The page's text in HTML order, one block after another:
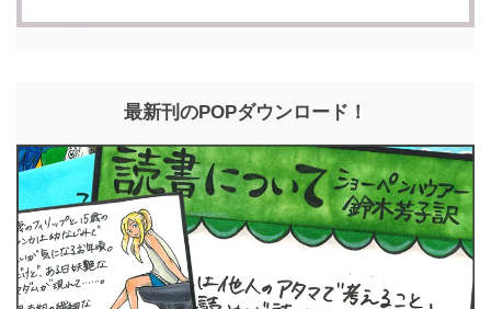
最新刊のPOPダウンロード！